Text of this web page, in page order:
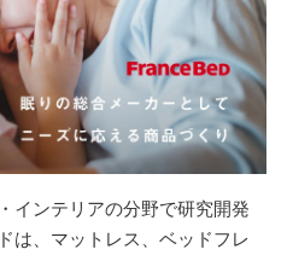
インテリアの分野で研究開発
は、マットレス、ベッドフレ